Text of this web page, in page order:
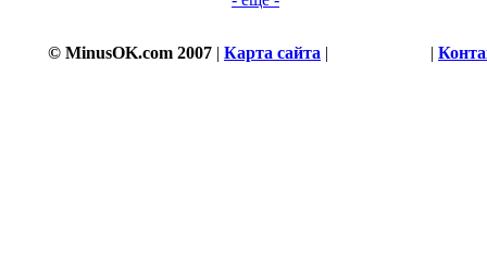
© MinusOK.com 2007 | Карта сайта | |